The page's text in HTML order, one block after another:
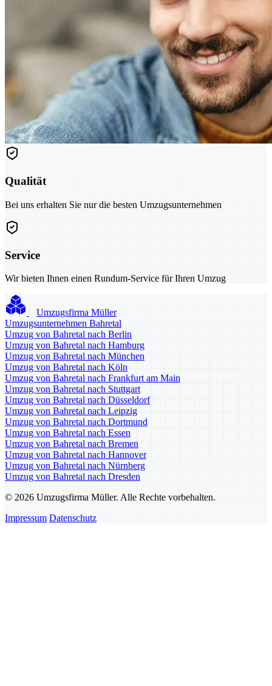
Qualität
Bei uns erhalten Sie nur die besten Umzugsunternehmen
Service
Wir bieten Ihnen einen Rundum-Service für Ihren Umzug
Umzugsfirma Müller
Umzugsunternehmen Bahretal
Umzug von Bahretal nach Berlin
Umzug von Bahretal nach Hamburg
Umzug von Bahretal nach München
Umzug von Bahretal nach Köln
Umzug von Bahretal nach Frankfurt am Main
Umzug von Bahretal nach Stuttgart
Umzug von Bahretal nach Düsseldorf
Umzug von Bahretal nach Leipzig
Umzug von Bahretal nach Dortmund
Umzug von Bahretal nach Essen
Umzug von Bahretal nach Bremen
Umzug von Bahretal nach Hannover
Umzug von Bahretal nach Nürnberg
Umzug von Bahretal nach Dresden
© 2026 Umzugsfirma Müller. Alle Rechte vorbehalten.
Impressum Datenschutz